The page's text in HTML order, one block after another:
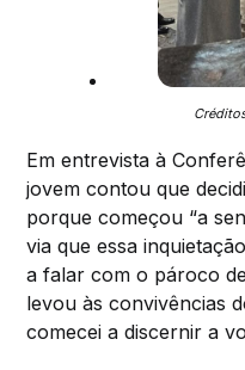
Em entrevista à
jovem contou que
porque começou “a
via que essa
a falar com o pároco
levou às convivências
comecei a discernir a